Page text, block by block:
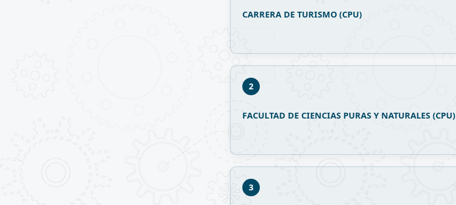
CARRERA DE TURISMO (CPU)
2
FACULTAD DE CIENCIAS PURAS Y NATURALES (CPU)
3